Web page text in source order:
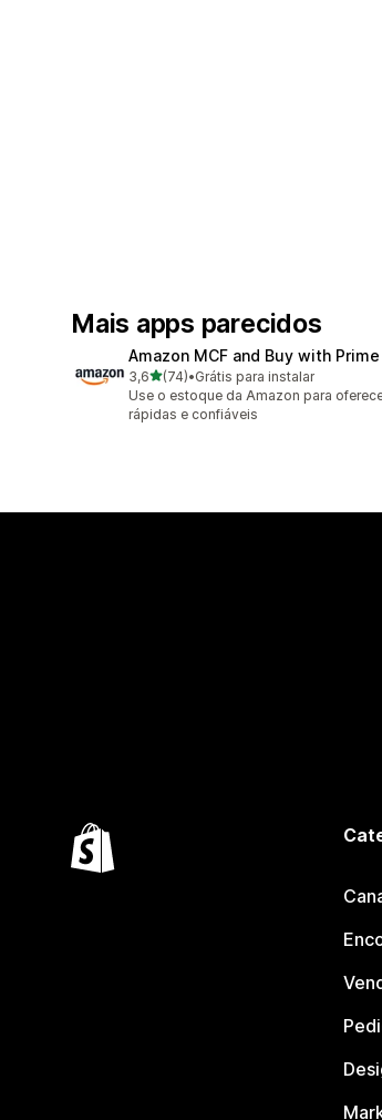
Mais apps parecidos
Amazon MCF and Buy with Prime
3,6de 5 estrelas
(74)
74 avaliações ao todo
•Grátis para instalar
Use o estoque da Amazon para
rápidas e confiáveis